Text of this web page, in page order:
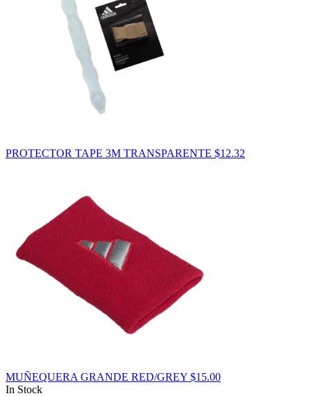
PROTECTOR TAPE 3M TRANSPARENTE $12.32
MUÑEQUERA GRANDE RED/GREY $15.00
In Stock